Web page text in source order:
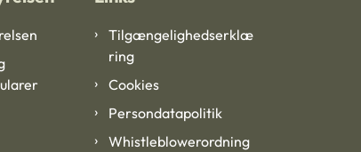
Tilgængelighedserklæ
ring
Cookies
Persondatapolitik
Whistleblowerordning